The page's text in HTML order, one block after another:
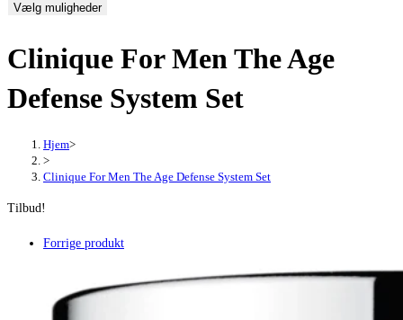
pris
415,00 kr.. 311,25 kr..
Vælg muligheder
Clinique For Men The Age
Defense System Set
Hjem>
>
Clinique For Men The Age Defense System Set
Tilbud!
Forrige produkt